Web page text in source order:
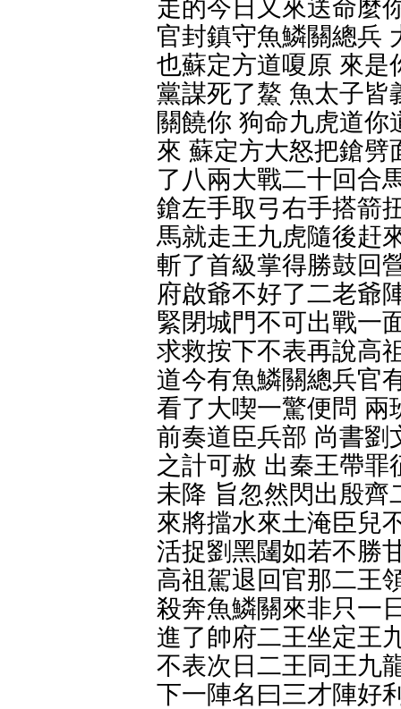
走的今日又來送命麼
官封鎮守魚鱗關總兵
也蘇定方道嗄原 來是
黨謀死了鰲 魚太子皆
關饒你 狗命九虎道
來 蘇定方大怒把鎗劈
了八兩大戰二十回合
鎗左手取弓右手搭箭
馬就走王九虎隨後赶
斬了首級掌得勝鼓回
府啟爺不好了二老爺
緊閉城門不可出戰一
求救按下不表再說高
道今有魚鱗關總兵官
看了大喫一驚便問 兩
前奏道臣兵部 尚書劉
之計可赦 出秦王帶
未降 旨忽然閃出殷齊
來將擋水來土淹臣兒
活捉劉黑闥如若不勝
高祖駕退回官那二王
殺奔魚鱗關來非只一
進了帥府二王坐定王
不表次日二王同王九
下一陣名曰三才陣好